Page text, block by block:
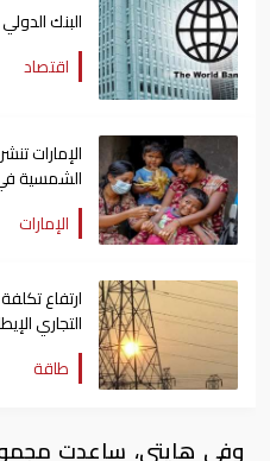
البنك الدولي يمنح
اقتصاد
الإمارات
الشمسية
الإمارات
ارتفاع
التجاري
طاقة
وفي هايتي، ساعدت